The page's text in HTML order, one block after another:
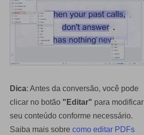
Dica: Antes da conversão, você pode
clicar no botão "Editar" para modificar
seu conteúdo conforme necessário.
Saiba mais sobre como editar PDFs